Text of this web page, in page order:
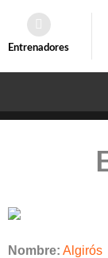
Entrenadores
Nombre: Algirós